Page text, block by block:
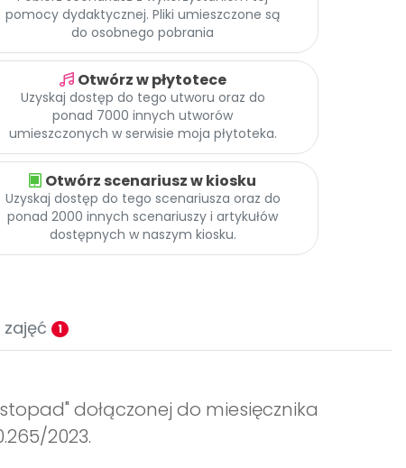
pomocy dydaktycznej. Pliki umieszczone są
do osobnego pobrania
Otwórz w płytotece
Uzyskaj dostęp do tego utworu oraz do
ponad 7000 innych utworów
umieszczonych w serwisie moja płytoteka.
Otwórz scenariusz w kiosku
Uzyskaj dostęp do tego scenariusza oraz do
ponad 2000 innych scenariuszy i artykułów
dostępnych w naszym kiosku.
zajęć 1
dołączonej do miesięcznika
2023.